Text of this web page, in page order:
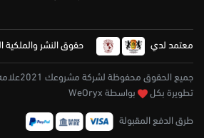
معتمد لدي حقوق النشر والملكية
تطويرة بكل
بواسطة WeOryx
طرق الدفع المقبولة